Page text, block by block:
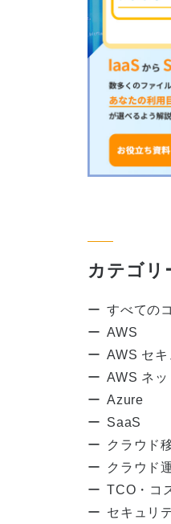
カテゴリ
すべての
AWS
AWS セキ
AWS ネッ
Azure
SaaS
クラウド
クラウド
TCO・コ
セキュリ